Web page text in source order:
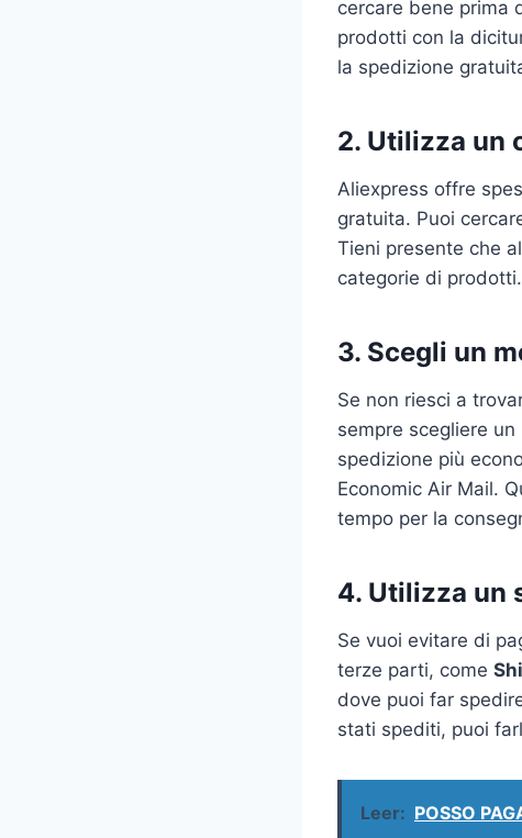
cercare bene prima
prodotti con la
la spedizione
2. Utilizza un
Aliexpress offre
gratuita. Puoi
Tieni presente che
categorie di prodotti.
3. Scegli un
Se non riesci a
sempre scegliere
spedizione più
Economic Air Mail.
tempo per la
4. Utilizza un
Se vuoi evitare di
terze parti, come
dove puoi far
stati spediti, puoi
Leer: POSSO